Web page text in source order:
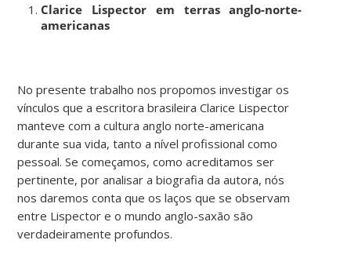
Clarice Lispector em terras anglo-norte-
americanas
No presente trabalho nos propomos investigar os
vínculos que a escritora brasileira Clarice Lispector
manteve com a cultura anglo norte-americana
durante sua vida, tanto a nível profissional como
pessoal. Se começamos, como acreditamos ser
pertinente, por analisar a biografia da autora, nós
nos daremos conta que os laços que se observam
entre Lispector e o mundo anglo-saxão são
verdadeiramente profundos.